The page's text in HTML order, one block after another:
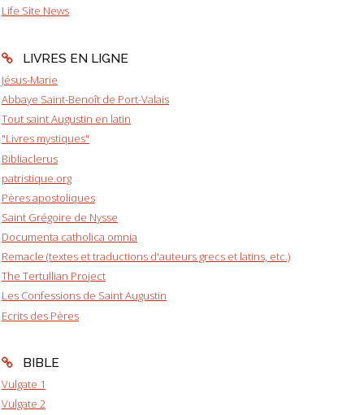
Life Site News
LIVRES EN LIGNE
Jésus-Marie
Abbaye Saint-Benoît de Port-Valais
Tout saint Augustin en latin
"Livres mystiques"
Bibliaclerus
patristique.org
Pères apostoliques
Saint Grégoire de Nysse
Documenta catholica omnia
Remacle (textes et traductions d'auteurs grecs et latins, etc.)
The Tertullian Project
Les Confessions de Saint Augustin
Ecrits des Pères
BIBLE
Vulgate 1
Vulgate 2